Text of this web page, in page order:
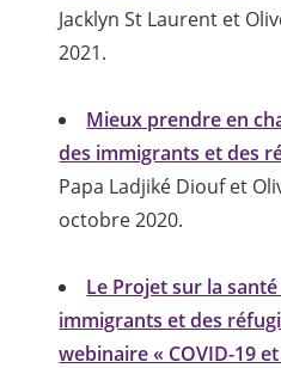
Jacklyn St Laurent et
2021.
Mieux prendre en
des immigrants et des
Papa Ladjiké Diouf et
octobre 2020.
Le Projet sur la
immigrants et des
webinaire « COVID-19